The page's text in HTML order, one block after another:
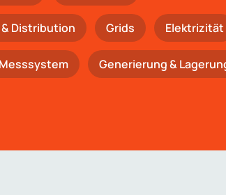
Distribution Grids Elektrizität
Generierung &